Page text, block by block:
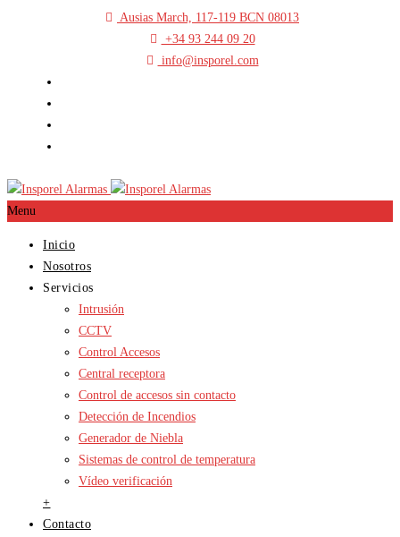
Ausias March, 117-119 BCN 08013
+34 93 244 09 20
info@insporel.com
Menu
Inicio
Nosotros
Servicios
Intrusión
CCTV
Control Accesos
Central receptora
Control de accesos sin contacto
Detección de Incendios
Generador de Niebla
Sistemas de control de temperatura
Vídeo verificación
+
Contacto